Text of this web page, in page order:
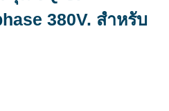
380V. สำหรับ